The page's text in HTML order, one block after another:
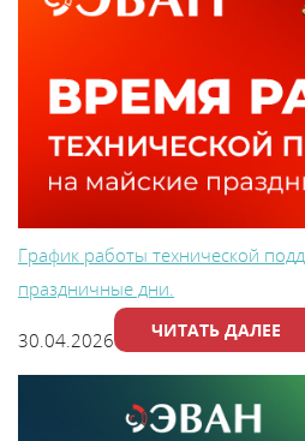
График работы технической
праздничные дни.
30.04.2026 ЧИТАТЬ ДАЛЕЕ